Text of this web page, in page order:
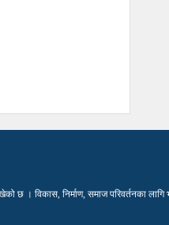
। विकास, निर्माण, समाज परिवर्तनका लागि